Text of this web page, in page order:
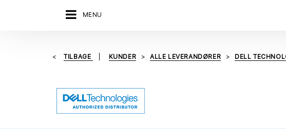
MENU
TILBAGE KUNDER ALLE LEVERANDØRER DELL